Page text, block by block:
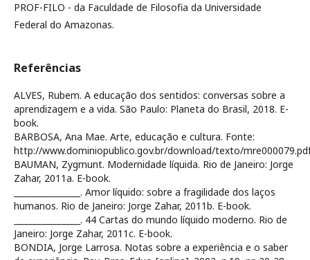
PROF-FILO - da Faculdade de Filosofia da Universidade
Federal do Amazonas.
Referências
ALVES, Rubem. A educação dos sentidos: conversas sobre a
aprendizagem e a vida. São Paulo: Planeta do Brasil, 2018. E-
book.
BARBOSA, Ana Mae. Arte, educação e cultura. Fonte:
http://www.dominiopublico.gov.br/download/texto/
BAUMAN, Zygmunt. Modernidade líquida. Rio de Janeiro: Jorge
Zahar, 2011a. E-book.
________________. Amor líquido: sobre a fragilidade dos laços
humanos. Rio de Janeiro: Jorge Zahar, 2011b. E-book.
________________. 44 Cartas do mundo líquido moderno. Rio de
Janeiro: Jorge Zahar, 2011c. E-book.
BONDIA, Jorge Larrosa. Notas sobre a experiência e o saber